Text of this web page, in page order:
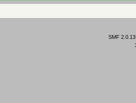
SMF 2.0.13